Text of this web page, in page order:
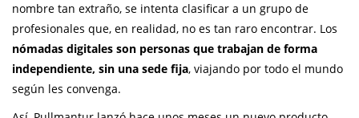
nombre tan extraño, se intenta clasificar a un grupo de
profesionales que, en realidad, no es tan raro encontrar. Los
nómadas digitales son personas que trabajan de forma
independiente, sin una sede fija, viajando por todo el mundo
según les convenga.